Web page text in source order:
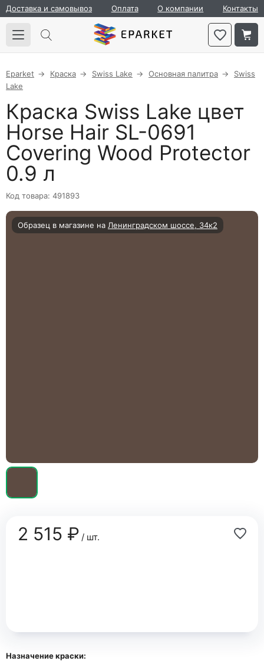
Доставка и самовывоз Оплата О компании Контакты
Eparket Краска Swiss Lake Основная палитра
Swiss
Lake
Краска Swiss Lake цвет
Horse Hair SL-0691
Covering Wood Protector
0.9 л
Код товара: 491893
Образец в магазине на Ленинградском шоссе, 34к2
2 515 ₽/ шт.
Назначение краски: